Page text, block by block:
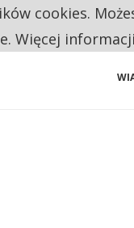
W EUROPEJSKI
cookies.
Więcej